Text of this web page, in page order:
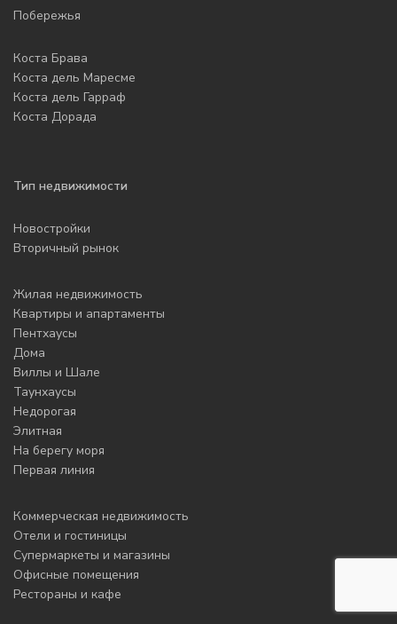
Побережья
Коста Брава
Коста дель Маресме
Коста дель Гарраф
Коста Дорада
Тип недвижимости
Новостройки
Вторичный рынок
Жилая недвижимость
Квартиры и апартаменты
Пентхаусы
Дома
Виллы и Шале
Таунхаусы
Недорогая
Элитная
На берегу моря
Первая линия
Коммерческая недвижимость
Отели и гостиницы
Супермаркеты и магазины
Офисные помещения
Рестораны и кафе